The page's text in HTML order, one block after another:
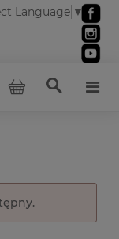
Language ▼